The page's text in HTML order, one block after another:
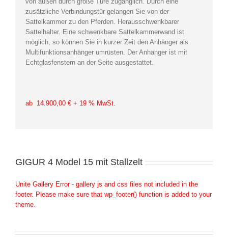
zusätzliche Verbindungstür gelangen Sie von der
Sattelkammer zu den Pferden. Herausschwenkbarer
Sattelhalter. Eine schwenkbare Sattelkammerwand ist
möglich, so können Sie in kurzer Zeit den Anhänger als
Multifunktionsanhänger umrüsten. Der Anhänger ist mit
Echtglasfenstern an der Seite ausgestattet.
ab 14.900,00 € + 19 % MwSt.
GIGUR 4 Model 15 mit Stallzelt
Unite Gallery Error - gallery js and css files not included in the
footer. Please make sure that wp_footer() function is added to your
theme.